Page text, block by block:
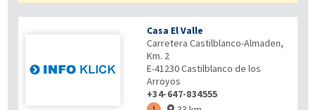
Casa El Valle
Carretera Castilblanco-Almaden,
Km. 2
E-41230Castilblanco de los
Arroyos
+34-647-834555